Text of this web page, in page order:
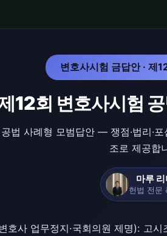
변호사시험 금답안 · 제
12회 변호사시험
법 사례형 모범답안 — 쟁점·법리·
조로 제공합
마루 리
헌법 전문
호사 업무정지·국회의원 제명): 고